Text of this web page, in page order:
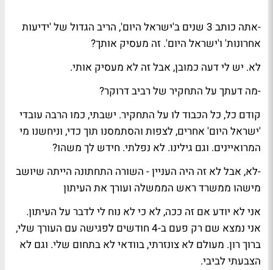
-אתה כותב 3 שנים ב'ישראל היום', הריב הגדול של 'ידיעות
אחרונות' ו'ישראל היום'. זה מעסיק אותך?
לא. יש לי דעה כמובן, אבל זה לא מעסיק אותי.
-מה דעתך על התחקיר של רביב דרוקר?
קודם כל, כל הכבוד לו על התחקיר. ישבתי, כמו הרבה עובדי
'ישראל היום' אחרים, לצפות והסתמסנו תוך כדי, וניחשנו מי
המרואיינים. וגם גילינו. לא נפלתי. חידש לך משהו?
-לא, אבל לא זה היה העניין - השורה התחתונה הייתה שיושב
מישהו ממשרד ראש הממשלה ועורך את העיתון
אני לא יודע אם זה ככה, לא כי לא נוח לי לדבר על העיתון.
אני נמצא שם רק פעם ב-4 חודשים לפגישה עם העורך שלי,
ברוך רון. מעולם לא צונזרתי, בוודאי לא בתחום שלי. וגם לא
הצבעתי לביבי.